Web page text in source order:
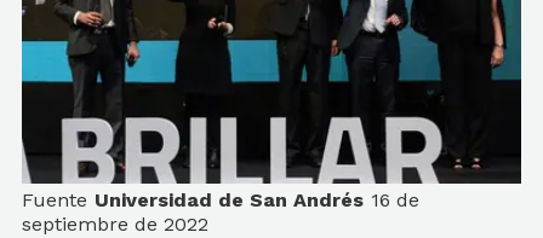
Fuente Universidad de San Andrés 16 de
septiembre de 2022